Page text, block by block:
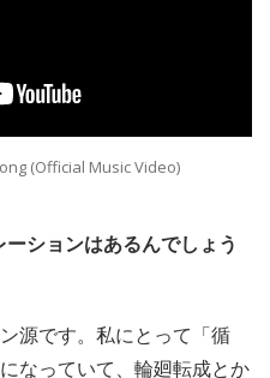
(Official Music Video)
ションはあるんでしょう
源です。私にとって「循
なっていて、輪廻転成とか